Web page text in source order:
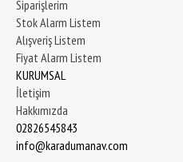
Siparişlerim
Stok Alarm Listem
Alışveriş Listem
Fiyat Alarm Listem
KURUMSAL
İletişim
Hakkımızda
02826545843
info@karadumanav.com